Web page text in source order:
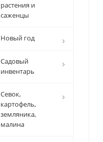
растения и
саженцы
Новый год
Садовый
инвентарь
Севок,
картофель,
земляника,
малина